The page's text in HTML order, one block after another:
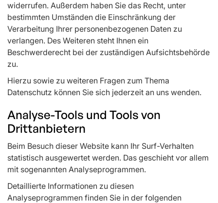
widerrufen. Außerdem haben Sie das Recht, unter
bestimmten Umständen die Einschränkung der
Verarbeitung Ihrer personenbezogenen Daten zu
verlangen. Des Weiteren steht Ihnen ein
Beschwerderecht bei der zuständigen Aufsichtsbehörde
zu.
Hierzu sowie zu weiteren Fragen zum Thema
Datenschutz können Sie sich jederzeit an uns wenden.
Analyse-Tools und Tools von
Drittanbietern
Beim Besuch dieser Website kann Ihr Surf-Verhalten
statistisch ausgewertet werden. Das geschieht vor allem
mit sogenannten Analyseprogrammen.
Detaillierte Informationen zu diesen
Analyseprogrammen finden Sie in der folgenden